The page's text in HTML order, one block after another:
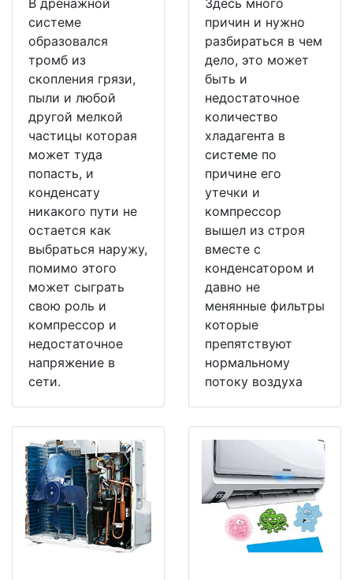
системе
образовался
тромб из
скопления грязи,
пыли и любой
другой мелкой
частицы которая
может туда
попасть, и
конденсату
никакого пути не
остается как
выбраться наружу,
помимо этого
может сыграть
свою роль и
компрессор и
недостаточное
напряжение в
сети.
причин и нужно
разбираться в чем
дело, это может
быть и
недостаточное
количество
хладагента в
системе по
причине его
утечки и
компрессор
вышел из строя
вместе с
конденсатором и
давно не
менянные фильтры
которые
препятствуют
нормальному
потоку воздуха